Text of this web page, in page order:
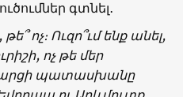
գտնել․
ոչ։ Ուզո՞ւմ ենք անել,
ոչ թե մեր
պատասխանը